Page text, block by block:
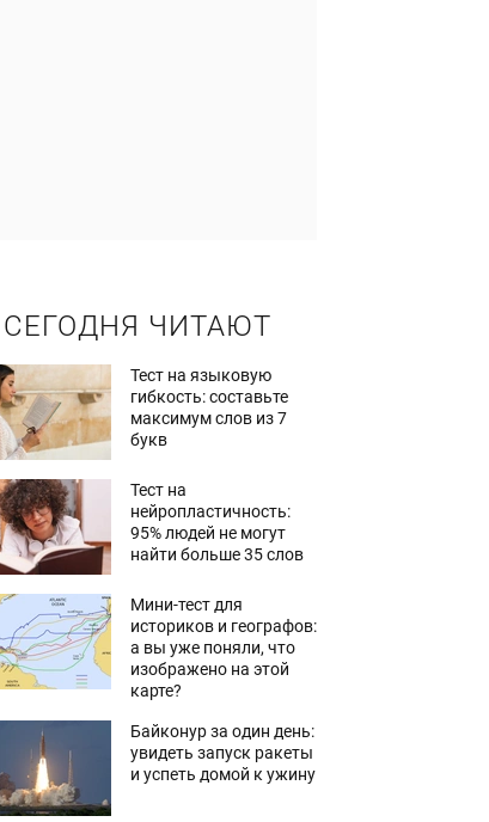
СЕГОДНЯ ЧИТАЮТ
Тест на языковую
гибкость: составьте
максимум слов из 7
букв
Тест на
нейропластичность:
95% людей не могут
найти больше 35 слов
Мини-тест для
историков и географов:
а вы уже поняли, что
изображено на этой
карте?
Байконур за один день:
увидеть запуск ракеты
и успеть домой к ужину